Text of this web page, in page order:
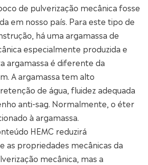
de pulverização mecânica fosse
em nosso país. Para este tipo de
há uma argamassa de
especialmente produzida e
argamassa é diferente da
A argamassa tem alto
de água, fluidez adequada
anti-sag. Normalmente, o éter
à argamassa.
HEMC reduzirá
as propriedades mecânicas da
mecânica, mas a